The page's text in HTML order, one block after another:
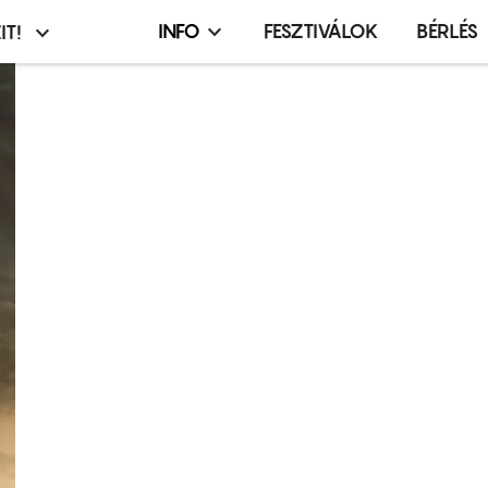
Infó,
INFO FESZTIVÁLOK BÉRLÉS